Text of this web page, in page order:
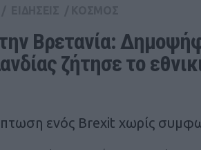
Βρετανία:
ζήτησε το
ενός Brexit χωρίς